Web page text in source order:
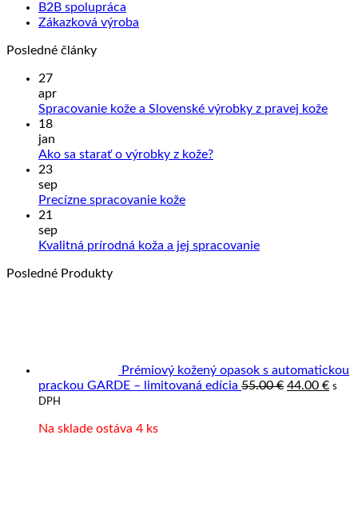
B2B spolupráca
Zákazková výroba
Posledné články
27
apr
Spracovanie kože a Slovenské výrobky z pravej kože
18
jan
Ako sa starať o výrobky z kože?Žiadne
o
23
sep
Precízne spracovanie kožeŽiadne
Precízne
21
sep
Kvalitná prírodná koža a jej spracovanieŽiadne
spracovanie
Posledné Produkty
Prémiový kožený opasok s automatickou
prackou GARDE – limitovaná edícia 55.00€ Pôvodná
44.00 € s
DPH
Na sklade ostáva 4 ks